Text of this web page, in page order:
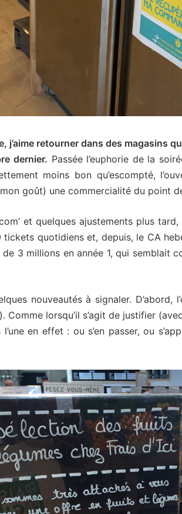
j’aime retourner dans des magasins
dernier. Passée l’euphorie de la
moins bon qu’escompté,
goût) une commercialité du point
et quelques ajustements plus
tickets quotidiens et, depuis, le CA
de 3 millions en année 1, qui semblait
nouveautés à signaler.
Comme lorsqu’il s’agit de justifier
en effet : ou s’en passer, ou